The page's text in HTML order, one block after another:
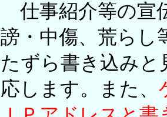
仕事紹介等の宣
謗・中傷、荒らし
たずら書き込みと
応します。また、